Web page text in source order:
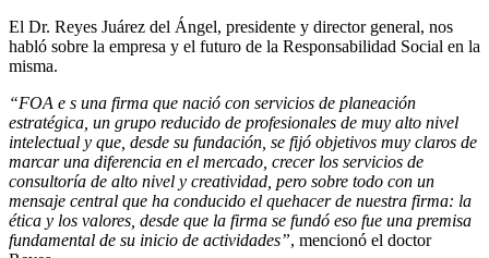
El Dr. Reyes Juárez del Ángel, presidente y director general, nos
habló sobre la empresa y el futuro de la Responsabilidad Social en la
misma.
“FOA e s una firma que nació con servicios de planeación
estratégica, un grupo reducido de profesionales de muy alto nivel
intelectual y que, desde su fundación, se fijó objetivos muy claros de
marcar una diferencia en el mercado, crecer los servicios de
consultoría de alto nivel y creatividad, pero sobre todo con un
mensaje central que ha conducido el quehacer de nuestra firma: la
ética y los valores, desde que la firma se fundó eso fue una premisa
fundamental de su inicio de actividades”, mencionó el doctor